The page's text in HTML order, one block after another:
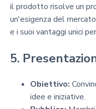
il prodotto risolve un
un'esigenza del
e i suoi vantaggi unici
5.
Obiettivo:
idee e iniziative.